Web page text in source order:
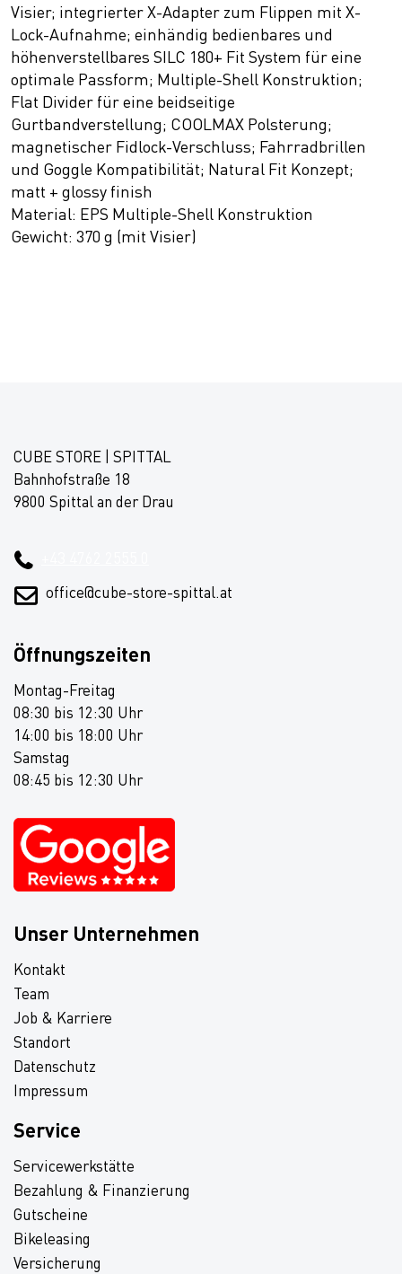
Visier; integrierter X-Adapter zum Flippen mit X-
Lock-Aufnahme; einhändig bedienbares und
höhenverstellbares SILC 180+ Fit System für eine
optimale Passform; Multiple-Shell Konstruktion;
Flat Divider für eine beidseitige
Gurtbandverstellung; COOLMAX Polsterung;
magnetischer Fidlock-Verschluss; Fahrradbrillen
und Goggle Kompatibilität; Natural Fit Konzept;
matt + glossy finish
Material: EPS Multiple-Shell Konstruktion
Gewicht: 370 g (mit Visier)
CUBE STORE | SPITTAL
Bahnhofstraße 18
9800 Spittal an der Drau
office@cube-store-spittal.at
Öffnungszeiten
Montag-Freitag
08:30 bis 12:30 Uhr
14:00 bis 18:00 Uhr
Samstag
08:45 bis 12:30 Uhr
Unser Unternehmen
Kontakt
Team
Job & Karriere
Standort
Datenschutz
Impressum
Service
Servicewerkstätte
Bezahlung & Finanzierung
Gutscheine
Bikeleasing
Versicherung